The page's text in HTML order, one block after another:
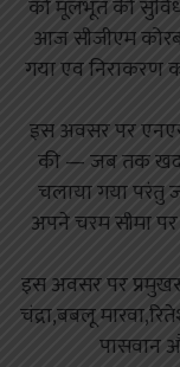
को मूलभूत की
आज सीजीएम
गया एव निराकरण
इस अवसर पर
की — जब तक
चलाया गया परंतु
अपने चरम सीमा पर
इस अवसर पर
चंद्रा,बबलू
पासवान